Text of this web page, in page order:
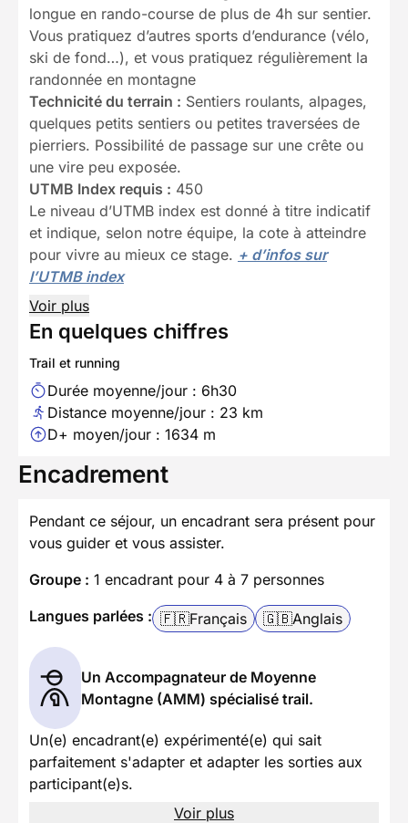
longue en rando-course de plus de 4h sur sentier.
Vous pratiquez d’autres sports d’endurance (vélo,
ski de fond…), et vous pratiquez régulièrement la
randonnée en montagne
Technicité du terrain : Sentiers roulants, alpages,
quelques petits sentiers ou petites traversées de
pierriers. Possibilité de passage sur une crête ou
une vire peu exposée.
UTMB Index requis : 450
Le niveau d’UTMB index est donné à titre indicatif
et indique, selon notre équipe, la cote à atteindre
pour vivre au mieux ce stage. + d’infos sur
l’UTMB index
Voir plus
En quelques chiffres
Trail et running
Durée moyenne/jour : 6h30
Distance moyenne/jour : 23 km
D+ moyen/jour : 1634 m
Encadrement
Pendant ce séjour, un encadrant sera présent pour
vous guider et vous assister.
Groupe : 1 encadrant pour 4 à 7 personnes
Langues parlées : 🇫🇷Français 🇬🇧Anglais
Un Accompagnateur de Moyenne
Montagne (AMM) spécialisé trail.
Un(e) encadrant(e) expérimenté(e) qui sait
parfaitement s'adapter et adapter les sorties aux
participant(e)s.
Voir plus